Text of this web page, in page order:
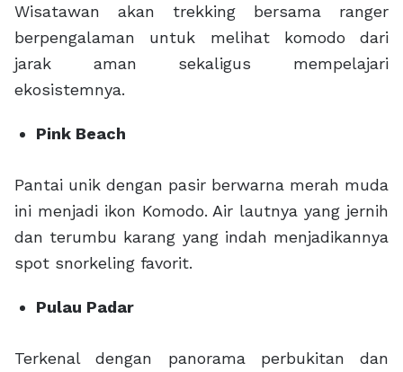
Wisatawan akan trekking bersama ranger
berpengalaman untuk melihat komodo dari
jarak aman sekaligus mempelajari
ekosistemnya.
Pink Beach
Pantai unik dengan pasir berwarna merah muda
ini menjadi ikon Komodo. Air lautnya yang jernih
dan terumbu karang yang indah menjadikannya
spot snorkeling favorit.
Pulau Padar
Terkenal dengan panorama perbukitan dan